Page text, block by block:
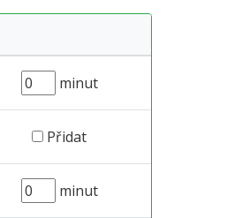
minut
Přidat
minut